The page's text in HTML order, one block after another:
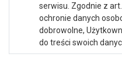
serwisu. Zgodnie z
ochronie danych
dobrowolne,
do treści swoich